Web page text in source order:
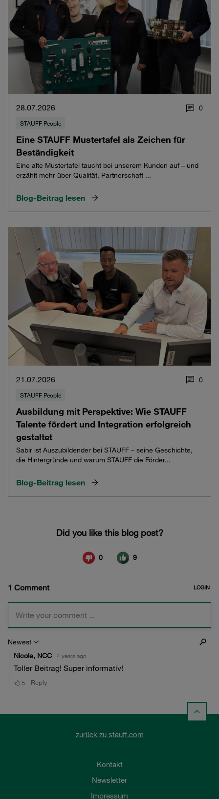
28.07.2026 0
STAUFF People
Eine STAUFF Mustertafel als Zeichen für
Beständigkeit
Eine alte Mustertafel taucht bei unserem Kunden auf – und
erzählt mehr über Qualität, Partnerschaft ...
Blog-Beitrag lesen
21.07.2026 0
STAUFF People
Ausbildung mit Perspektive: Wie STAUFF
Talente fördert und Integration erfolgreich
gestaltet
Sabir ist Auszubildender bei STAUFF – seine Geschichte,
die Hintergründe und warum STAUFF die Förder...
Blog-Beitrag lesen
zurück zu stauff.com
Kontakt
Newsletter
Impressum